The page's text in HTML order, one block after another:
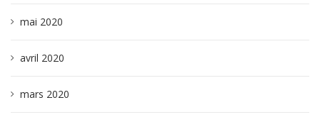
mai 2020
avril 2020
mars 2020